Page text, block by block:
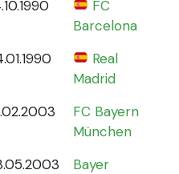
FC
Barcelona
Real
Madrid
FC Bayern
München
Bayer